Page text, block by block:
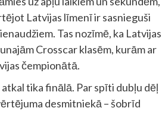
Latvijas līmenī ir sasnieguši
Tas nozīmē, ka Latvijas
Crosscar klasēm, kurām ar
čempionātā.
tika finālā. Par spīti dubļu dēļ
desmitniekā – šobrīd